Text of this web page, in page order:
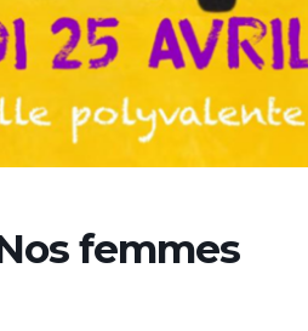
femmes